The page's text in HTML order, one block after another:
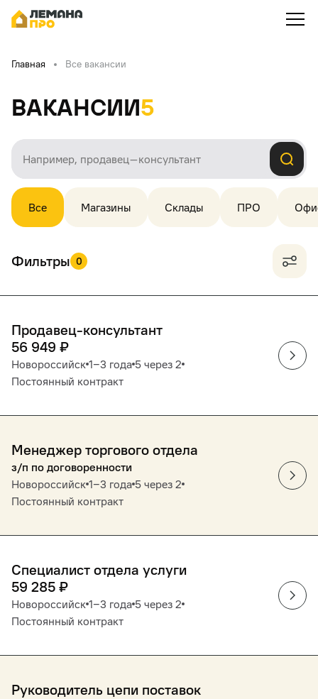
Главная Все вакансии
Вакансии5
Все Магазины Склады ПРО
Фильтры 0
Продавец-консультант
56 949 ₽
Новороссийск 1‒3 года 5 через 2
Постоянный контракт
Менеджер торгового отдела
з/п по договоренности
Новороссийск 1‒3 года 5 через 2
Постоянный контракт
Специалист отдела услуги
59 285 ₽
Новороссийск 1‒3 года 5 через 2
Постоянный контракт
Руководитель цепи поставок